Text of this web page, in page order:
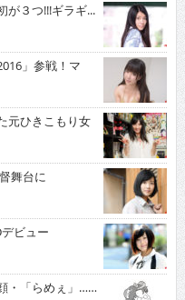
３つ!!!ギラギ...
」参戦！マ
元ひきこもり女
舞台に
ビュー
・「らめぇ」……